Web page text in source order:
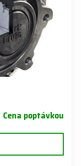
Cena poptávkou